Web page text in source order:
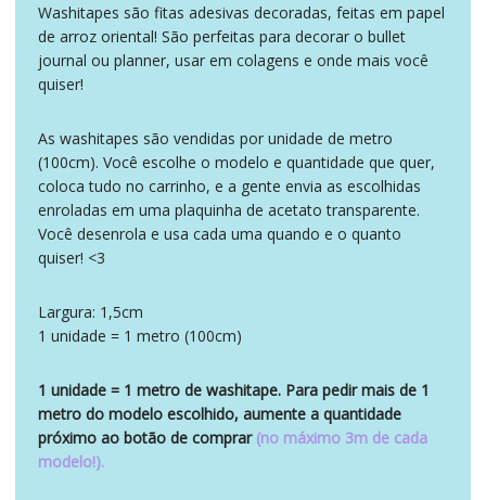
Washitapes são fitas adesivas decoradas, feitas em papel
de arroz oriental! São perfeitas para decorar o bullet
journal ou planner, usar em colagens e onde mais você
quiser!
As washitapes são vendidas por unidade de metro
(100cm). Você escolhe o modelo e quantidade que quer,
coloca tudo no carrinho, e a gente envia as escolhidas
enroladas em uma plaquinha de acetato transparente.
Você desenrola e usa cada uma quando e o quanto
quiser! <3
Largura: 1,5cm
1 unidade = 1 metro (100cm)
1 unidade = 1 metro de washitape. Para pedir mais de 1
metro do modelo escolhido, aumente a quantidade
próximo ao botão de comprar (no máximo 3m de cada
modelo!).